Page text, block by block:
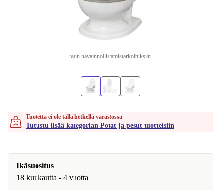
vain havainnollistamistarkoituksiin
Tuotetta ei ole tällä hetkellä varastossa
Tutustu lisää kategorian Potat ja pesut tuotteisiin
Ikäsuositus
18 kuukautta - 4 vuotta